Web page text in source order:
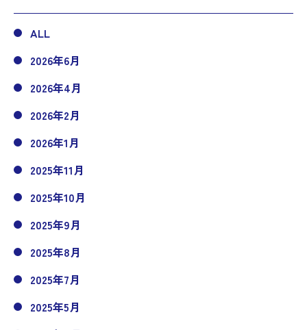
ALL
2026年6月
2026年4月
2026年2月
2026年1月
2025年11月
2025年10月
2025年9月
2025年8月
2025年7月
2025年5月